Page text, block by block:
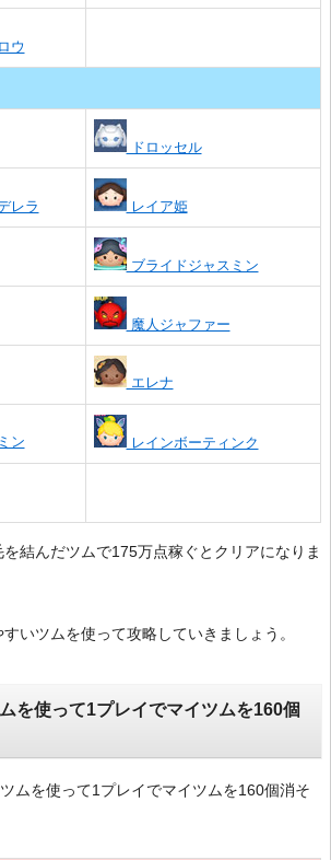
ウ
ドロッセル
レラ レイア姫
ブライドジャスミン
魔人ジャファー
エレナ
ン レインボーティンク
結んだツムで175万点稼ぐとクリアになりま
いツムを使って攻略していきましょう。
を使って1プレイでマイツムを160個
ムを使って1プレイでマイツムを160個消そ